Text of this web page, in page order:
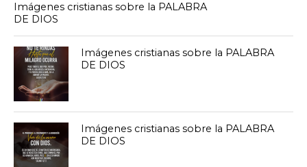
Imágenes cristianas sobre la PALABRA
DE DIOS
Imágenes cristianas sobre la PALABRA
DE DIOS
Imágenes cristianas sobre la PALABRA
DE DIOS